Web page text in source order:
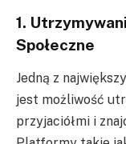
1.
Społeczne
Jedną z
jest możliwość
przyjaciółmi i